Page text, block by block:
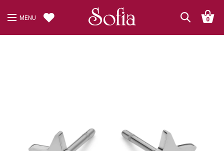
MENU 0